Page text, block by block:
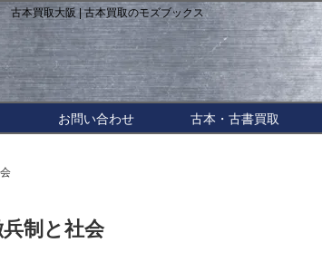
古本買取大阪 | 古本買取のモズブックス
お問い合わせ 古本・古書買取
制と社会